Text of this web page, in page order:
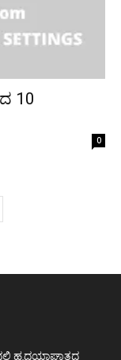
10
0
ಹೃದಯಾಘಾತದ